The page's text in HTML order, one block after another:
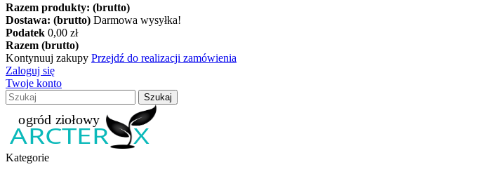
Razem produkty: (brutto)
Dostawa: (brutto) Darmowa wysyłka!
Podatek 0,00 zł
Razem (brutto)
Kontynuuj zakupy Przejdź do realizacji zamówienia
Zaloguj się
Twoje konto
Szukaj
Kategorie